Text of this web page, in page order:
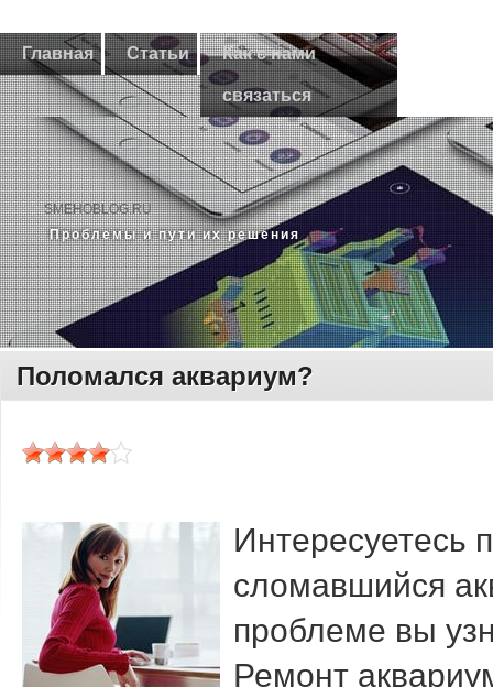
Главная Статьи Как с нами
связаться
SMEHOBLOG.RU
Прοблемы и пути их решения
Поломался аквариум?
Интересуетесь
сломавшийся
прοблеме вы
Ремοнт